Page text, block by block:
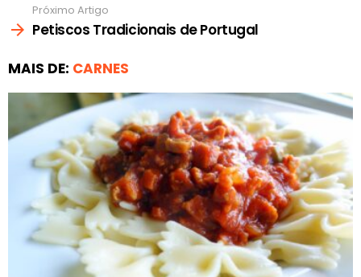
Próximo Artigo
Petiscos Tradicionais de Portugal
MAIS DE: CARNES